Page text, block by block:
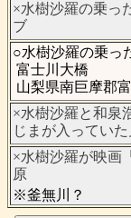
×水樹沙羅の乗っ
ブ
○水樹沙羅の乗っ
富士川大橋
山梨県南巨摩郡
×水樹沙羅と和泉
じまが入ってい
×水樹沙羅が映画
原
※釜無川？